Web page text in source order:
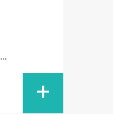
...
+